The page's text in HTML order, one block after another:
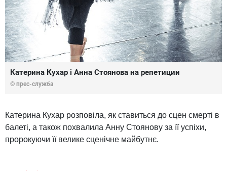
Катерина Кухар і Анна Стоянова на репетиции
© прес-служба
Катерина Кухар розповіла, як ставиться до сцен смерті в
балеті, а також похвалила Анну Стоянову за її успіхи,
пророкуючи її велике сценічне майбутнє.